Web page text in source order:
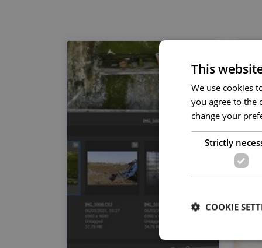
This
We use cookies
you agree to the
change your
Strictly
COOKIE